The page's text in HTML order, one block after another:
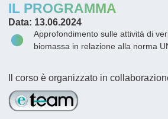
IL PROGRAMMA
Data: 13.06.2024
Approfondimento sulle attività di
biomassa in relazione alla norma
Il corso è organizzato in